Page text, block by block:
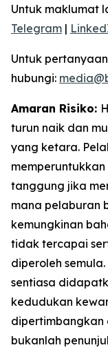
Untuk maklumat
Telegram |
Untuk
hubungi:
Amaran Risiko:
turun naik dan
yang ketara.
tanggung jika
mana pelaburan
kemungkinan
tidak tercapai
diperoleh
sentiasa
kedudukan
dipertimbangkan
bukanlah